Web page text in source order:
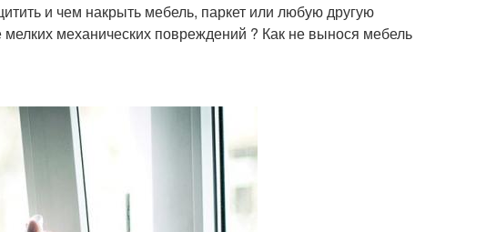
и чем накрыть мебель, паркет или любую другую
механических повреждений ? Как не вынося мебель